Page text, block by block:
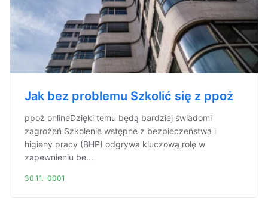
Jak bez problemu Szkolić się z ppoż
ppoż onlineDzięki temu będą bardziej świadomi
zagrożeń Szkolenie wstępne z bezpieczeństwa i
higieny pracy (BHP) odgrywa kluczową rolę w
zapewnieniu be...
30.11.-0001